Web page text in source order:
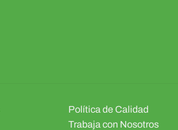
Política de Calidad
Trabaja con Nosotros